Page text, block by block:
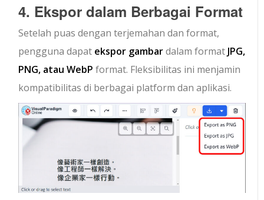
4. Ekspor dalam Berbagai Format
Setelah puas dengan terjemahan dan format,
pengguna dapat ekspor gambardalam format JPG,
PNG, atau WebP format. Fleksibilitas ini menjamin
kompatibilitas di berbagai platform dan aplikasi.